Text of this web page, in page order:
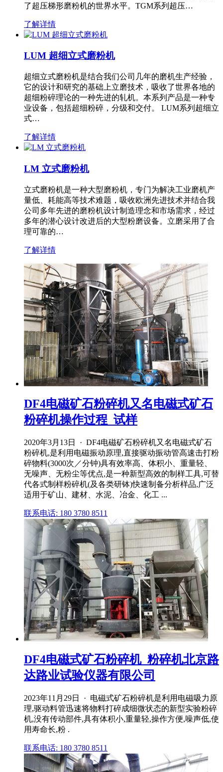
了超压梯形磨粉机的世界水平。TGM系列超压…
了解详情
LUM 超细立式磨粉机
超细立式磨粉机是结合我们公司几年的磨机生产经验，
它的设计和研究的基础上立磨技术，吸收了世界各地的
超细粉碎理论的一种先进的轧机。本系列产品是一种专
业设备，包括超细粉碎，分级和交付。 LUM系列超细立
式…
了解详情
LM 立式磨粉机
立式磨粉机是一种大型磨粉机，专门为解决工业磨机产
量低、耗能高等技术难题，吸收欧洲先进技术并结合我
公司多年先进的磨粉机设计制造理念和市场需求，经过
多年的潜心设计改进后的大型粉磨设备。立磨采用了合
理可靠的…
了解详情
DF4电磁矿石粉碎机又名电磁式矿石
粉碎机操作过程_试样
2020年3月13日 · DF4电磁矿石粉碎机又名电磁式矿石
粉碎机,是利用电磁振动原理,直接驱动振动管高速击打粉
碎物料(3000次／分钟)具有效率高、体积小、重量轻、
无噪声、无粉尘等优点,是一种新型高效的制样工具,可替
代各式制样粉碎机(及各类研钵)快速制备分析样品,广泛
适用于矿山、建材、水泥、冶金、化工 ...
联系电话: 180 3780 8511
DF4电磁式矿石粉碎机_粉碎机北京路
达路业试验仪器有限公司
2023年11月29日 · 电磁式矿石粉碎机是利用电磁吸力原
理,驱动料管迅速将物料打碎成细微状态的新型实验粉碎
机,没有传动部件,具有体积小,重量轻,操作方便,噪声低,使
用寿命长,粉 .
联系电话: 180 3780 8511